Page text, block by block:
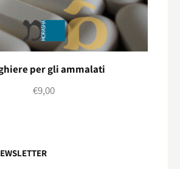
per gli ammalati
€9,00